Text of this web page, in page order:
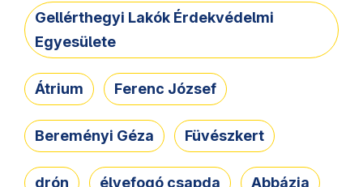
Gellérthegyi Lakók Érdekvédelmi
Egyesülete
Átrium Ferenc József
Bereményi Géza Füvészkert
drón élvefogó csapda Abbázia